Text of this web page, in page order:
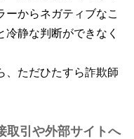
ーからネガティブなこ
冷静な判断ができなく
、ただひたすら詐欺師
取引や外部サイトへ